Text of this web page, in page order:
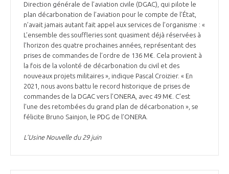
Direction générale de l’aviation civile (DGAC), qui pilote le
plan décarbonation de l’aviation pour le compte de l’État,
n’avait jamais autant fait appel aux services de l’organisme : «
L’ensemble des souffleries sont quasiment déjà réservées à
l’horizon des quatre prochaines années, représentant des
prises de commandes de l’ordre de 136 M€. Cela provient à
la fois de la volonté de décarbonation du civil et des
nouveaux projets militaires », indique Pascal Croizier. « En
2021, nous avons battu le record historique de prises de
commandes de la DGAC vers l’ONERA, avec 49 M€. C’est
l’une des retombées du grand plan de décarbonation », se
félicite Bruno Sainjon, le PDG de l’ONERA.
L’Usine Nouvelle du 29 juin